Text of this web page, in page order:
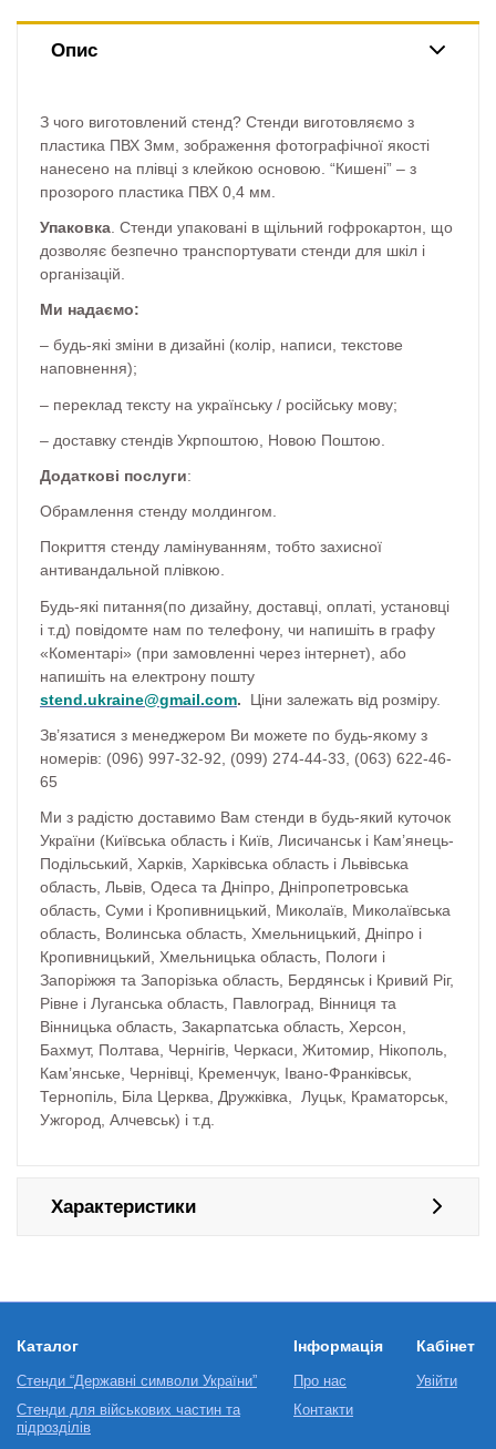
Опис
З чого виготовлений стенд? Стенди виготовляємо з
пластика ПВХ 3мм, зображення фотографічної якості
нанесено на плівці з клейкою основою. “Кишені” – з
прозорого пластика ПВХ 0,4 мм.
Упаковка . Стенди упаковані в щільний гофрокартон, що
дозволяє безпечно транспортувати стенди для шкіл і
організацій.
Ми надаємо:
– будь-які зміни в дизайні (колір, написи, текстове
наповнення);
– переклад тексту на українську / російську мову;
– доставку стендів Укрпоштою, Новою Поштою.
Додаткові послуги:
Обрамлення стенду молдингом.
Покриття стенду ламінуванням, тобто захисної
антивандальной плівкою.
Будь-які питання(по дизайну, доставці, оплаті, установці
і т.д) повідомте нам по телефону, чи напишіть в графу
«Коментарі» (при замовленні через інтернет), або
напишіть на електрону пошту
stend.ukraine@gmail.com. Ціни залежать від розміру.
Зв’язатися з менеджером Ви можете по будь-якому з
номерів: (096) 997-32-92, (099) 274-44-33, (063) 622-46-
65
Ми з радістю доставимо Вам стенди в будь-який куточок
України (Київська область і Київ, Лисичанськ і Кам’янець-
Подільський, Харків, Харківська область і Львівська
область, Львів, Одеса та Дніпро, Дніпропетровська
область, Суми і Кропивницький, Миколаїв, Миколаївська
область, Волинська область, Хмельницький, Дніпро і
Кропивницький, Хмельницька область, Пологи і
Запоріжжя та Запорізька область, Бердянськ і Кривий Ріг,
Рівне і Луганська область, Павлоград, Вінниця та
Вінницька область, Закарпатська область, Херсон,
Бахмут, Полтава, Чернігів, Черкаси, Житомир, Нікополь,
Кам’янське, Чернівці, Кременчук, Івано-Франківськ,
Тернопіль, Біла Церква, Дружківка, Луцьк, Краматорськ,
Ужгород, Алчевськ) і т.д.
Характеристики
Каталог
Стенди “Державні символи України”
Стенди для військових частин та
підрозділів
Інформація
Про нас
Контакти
Кабінет
Увійти